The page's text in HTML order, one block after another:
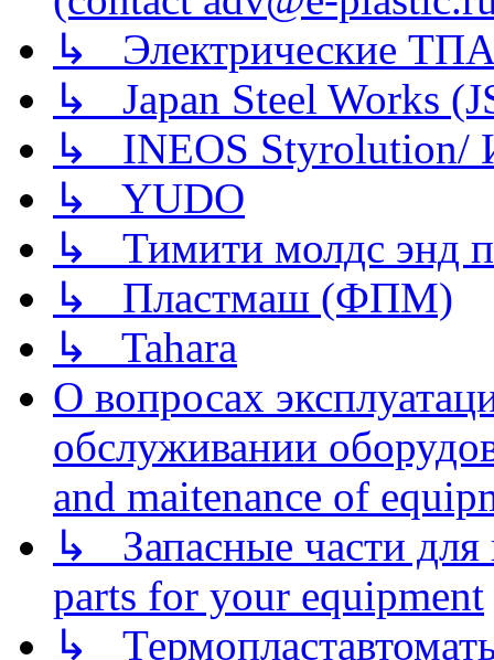
↳ Электрические
↳ Japan Steel Works
↳ INEOS
↳ YUDO
↳ Тимити молдс энд
↳ Пластмаш (ФПМ)
↳ Tahara
О вопросах
обслуживании
and maitenance of
↳ Запасные части для
parts for your equipment
↳